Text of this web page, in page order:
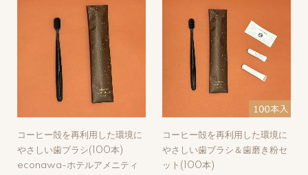
コーヒー殻を再利用した環境に
やさしい歯ブラシ(100本)
econawa-ホテルアメニティ
コーヒー殻を再利用した環境に
やさしい歯ブラシ＆歯磨き粉セ
ット(100本)